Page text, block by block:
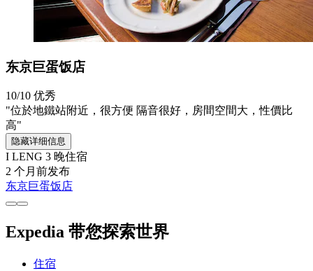
东京巨蛋饭店
10/10 优秀
"位於地鐵站附近，很方便 隔音很好，房間空間大，性價比
高"
隐藏详细信息
I LENG 3 晚住宿
2 个月前发布
东京巨蛋饭店
Expedia 带您探索世界
住宿